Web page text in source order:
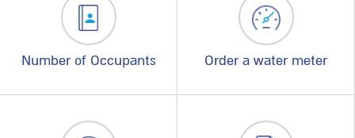
Order a water meter
Number of Occupants